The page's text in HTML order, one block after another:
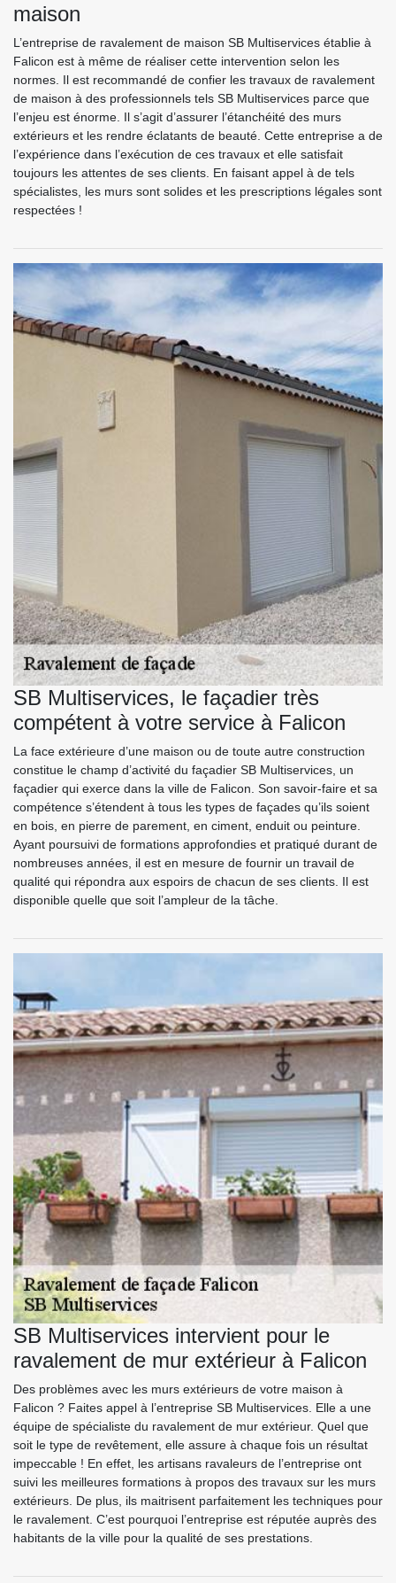
maison
L’entreprise de ravalement de maison SB Multiservices établie à
Falicon est à même de réaliser cette intervention selon les
normes. Il est recommandé de confier les travaux de ravalement
de maison à des professionnels tels SB Multiservices parce que
l’enjeu est énorme. Il s’agit d’assurer l’étanchéité des murs
extérieurs et les rendre éclatants de beauté. Cette entreprise a de
l’expérience dans l’exécution de ces travaux et elle satisfait
toujours les attentes de ses clients. En faisant appel à de tels
spécialistes, les murs sont solides et les prescriptions légales sont
respectées !
SB Multiservices, le façadier très
compétent à votre service à Falicon
La face extérieure d’une maison ou de toute autre construction
constitue le champ d’activité du façadier SB Multiservices, un
façadier qui exerce dans la ville de Falicon. Son savoir-faire et sa
compétence s’étendent à tous les types de façades qu’ils soient
en bois, en pierre de parement, en ciment, enduit ou peinture.
Ayant poursuivi de formations approfondies et pratiqué durant de
nombreuses années, il est en mesure de fournir un travail de
qualité qui répondra aux espoirs de chacun de ses clients. Il est
disponible quelle que soit l’ampleur de la tâche.
SB Multiservices intervient pour le
ravalement de mur extérieur à Falicon
Des problèmes avec les murs extérieurs de votre maison à
Falicon ? Faites appel à l’entreprise SB Multiservices. Elle a une
équipe de spécialiste du ravalement de mur extérieur. Quel que
soit le type de revêtement, elle assure à chaque fois un résultat
impeccable ! En effet, les artisans ravaleurs de l’entreprise ont
suivi les meilleures formations à propos des travaux sur les murs
extérieurs. De plus, ils maitrisent parfaitement les techniques pour
le ravalement. C’est pourquoi l’entreprise est réputée auprès des
habitants de la ville pour la qualité de ses prestations.